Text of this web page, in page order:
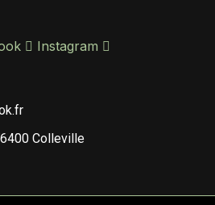
Instagram
Colleville